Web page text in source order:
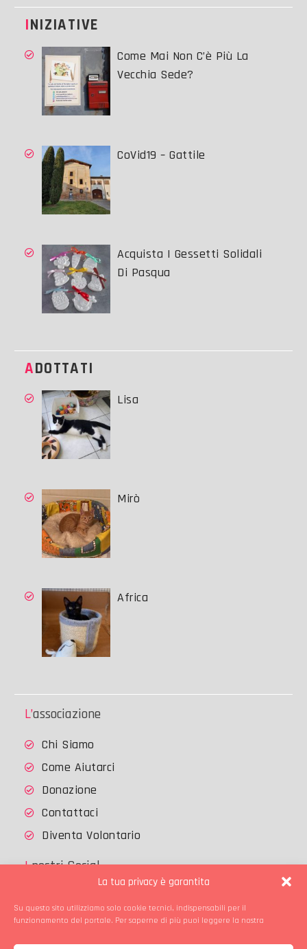
La tua privacy è garantita
Su questo sito utilizziamo solo cookie tecnici, indispensabili per il
funzionamento del portale. Per saperne di più puoi leggere la nostra
INIZIATIVE
Come Mai Non C’è Più La
Vecchia Sede?
CoVid19 – Gattile
Acquista I Gessetti Solidali
Di Pasqua
ADOTTATI
Lisa
Mirò
Africa
L’associazione
Chi Siamo
Come Aiutarci
Donazione
Contattaci
Diventa Volontario
I nostri Social
FacebookInstagram